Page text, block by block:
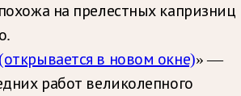
на прелестных капризниц
в новом окне)» —
работ великолепного